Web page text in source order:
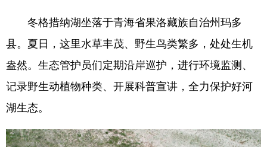
冬格措纳湖坐落于青海省果洛藏族自治州玛多
县。夏日，这里水草丰茂、野生鸟类繁多，处处生机
盎然。生态管护员们定期沿岸巡护，进行环境监测、
记录野生动植物种类、开展科普宣讲，全力保护好河
湖生态。